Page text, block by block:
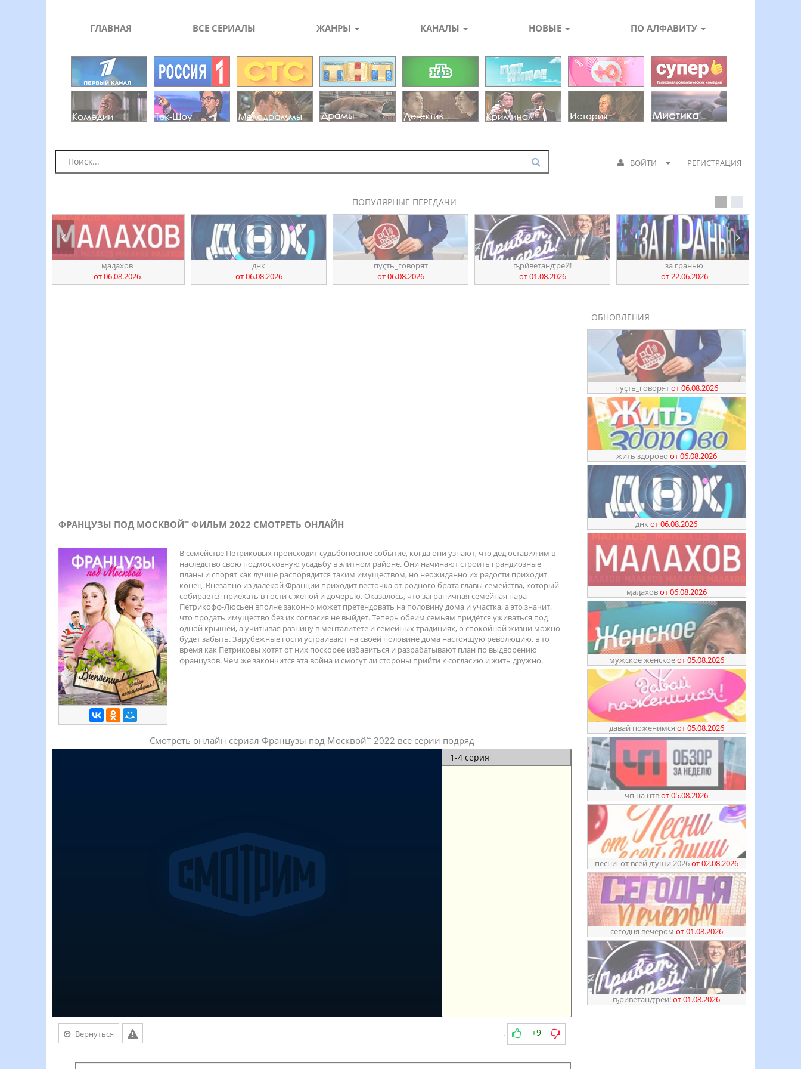
ГЛАВНАЯ ВСЕ СЕРИАЛЫ ЖАНРЫ КАНАЛЫ НОВЫЕ ПО АЛФАВИТУ
ВОЙТИ РЕГИСТРАЦИЯ
ПОПУЛЯРНЫЕ ПЕРЕДАЧИ
ӎаԓахов
от 06.08.2026
днк
от 06.08.2026
пуҫть_говорят
от 06.08.2026
ҧрӥветанꙣреӥ!
от 01.08.2026
за гранью
от 22.06.2026
ФРАНЦУЗЫ ПОД МОСКВОЙ՟ ФИЛЬМ 2022 СМОТРЕТЬ ОНЛАЙН
В семействе Петриковых происходит судьбоносное событие, когда они узнают, что дед оставил им в
наследство свою подмосковную усадьбу в элитном районе. Они начинают строить грандиозные
планы и спорят как лучше распорядится таким имуществом, но неожиданно их радости приходит
конец. Внезапно из далёкой Франции приходит весточка от родного брата главы семейства, который
собирается приехать в гости с женой и дочерью. Оказалось, что заграничная семейная пара
Петрикофф-Люсьен вполне законно может претендовать на половину дома и участка, а это значит,
что продать имущество без их согласия не выйдет. Теперь обеим семьям придётся уживаться под
одной крышей, а учитывая разницу в менталитете и семейных традициях, о спокойной жизни можно
будет забыть. Зарубежные гости устраивают на своей половине дома настоящую революцию, в то
время как Петриковы хотят от них поскорее избавиться и разрабатывают план по выдворению
французов. Чем же закончится эта война и смогут ли стороны прийти к согласию и жить дружно.
Смотреть онлайн сериал Французы под Москвой՟ 2022 все серии подряд
Вернуться +9
ОБНОВЛЕНИЯ
пуҫть_говорятот 06.08.2026
жить здорово от 06.08.2026
днк от 06.08.2026
ӎаԓаховот 06.08.2026
мужское женскоеот 05.08.2026
давай поженимся от 05.08.2026
чп на нтвот 05.08.2026
песни_от всей ꙣуши 2026от 02.08.2026
сегодня вечером от 01.08.2026
ҧрӥветанꙣреӥ!от 01.08.2026